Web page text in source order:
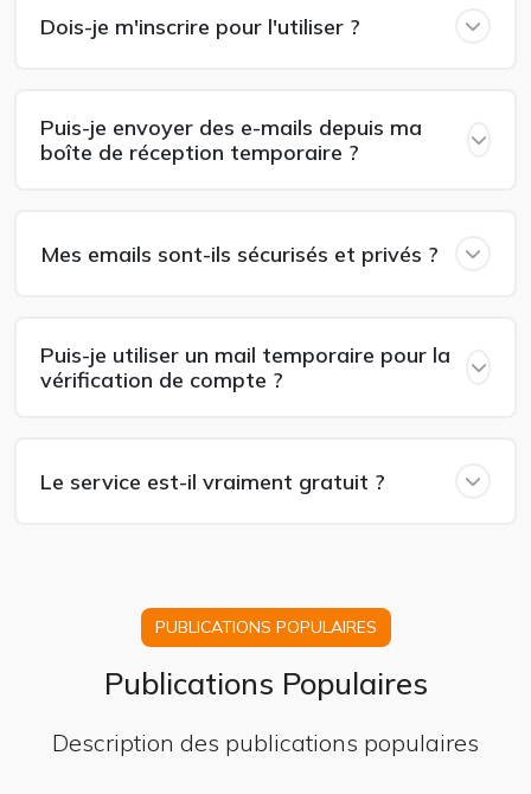
Dois-je m'inscrire pour l'utiliser ?
Puis-je envoyer des e-mails depuis ma
boîte de réception temporaire ?
Mes emails sont-ils sécurisés et privés ?
Puis-je utiliser un mail temporaire pour la
vérification de compte ?
Le service est-il vraiment gratuit ?
PUBLICATIONS POPULAIRES
Publications Populaires
Description des publications populaires